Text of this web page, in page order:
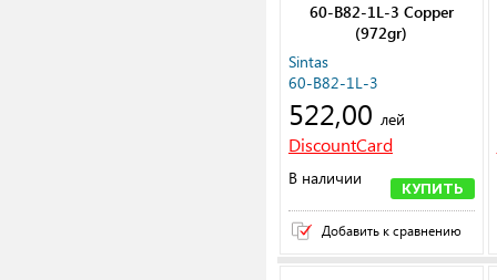
60-B82-1L-3 Copper
(972gr)
Sintas
60-B82-1L-3
522,00 лей
DiscountCard
В наличии
КУПИТЬ
Добавить к сравнению